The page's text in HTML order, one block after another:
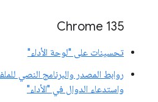
Chrome 135
تحسينات على "لوحة الأداء"
روابط المصدر والبرنامج النصي
واستدعاء الدوال في "الأداء"